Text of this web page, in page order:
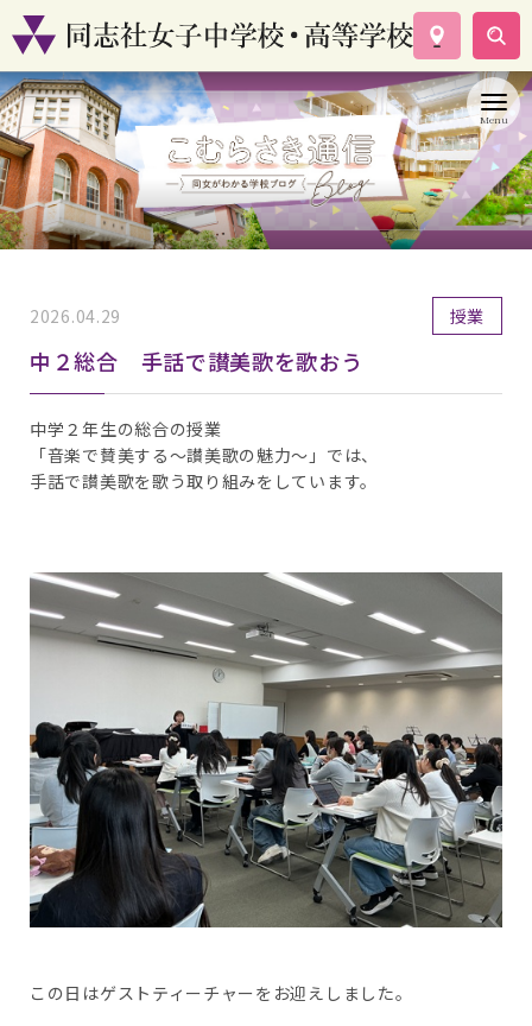
学校案内
コース紹介
学校生活
入試情報
資料請求
2026.04.29 授業
中２総合 手話で讃美歌を歌おう
中学２年生の総合の授業
「音楽で賛美する～讃美歌の魅力～」では、
手話で讃美歌を歌う取り組みをしています。
この日はゲストティーチャーをお迎えしました。